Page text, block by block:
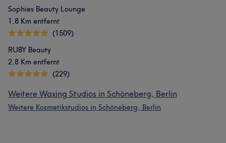
Sophies Beauty Lounge
1,8 Km entfernt
(1509)
RUBY Beauty
2,8 Km entfernt
(229)
Weitere Waxing Studios in Schöneberg, Berlin
Weitere Kosmetikstudios in Schöneberg, Berlin